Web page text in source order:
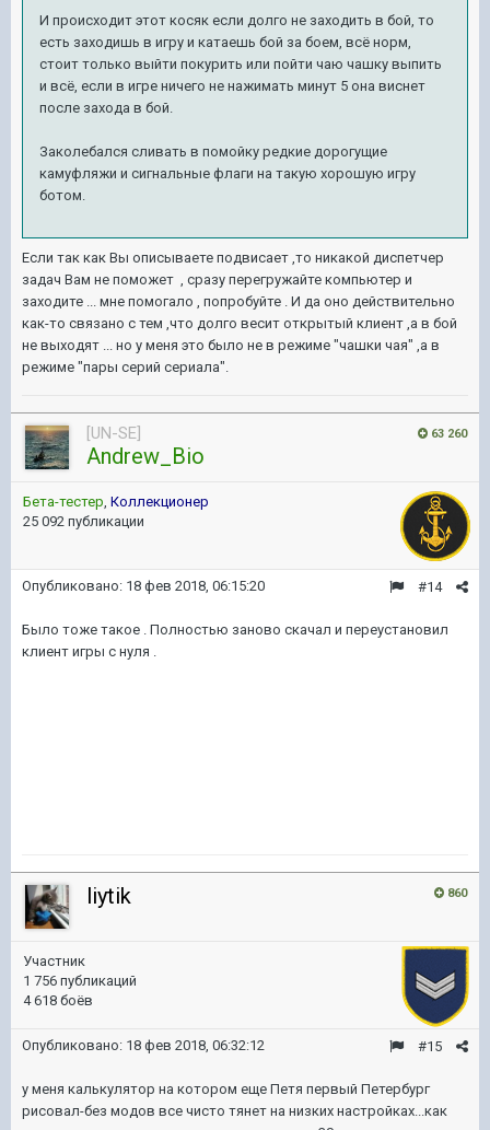
И происходит этот косяк если долго не заходить в бой, то
есть заходишь в игру и катаешь бой за боем, всё норм,
стоит только выйти покурить или пойти чаю чашку выпить
и всё, если в игре ничего не нажимать минут 5 она виснет
после захода в бой.
Заколебался сливать в помойку редкие дорогущие
камуфляжи и сигнальные флаги на такую хорошую игру
ботом.
Если так как Вы описываете подвисает ,то никакой диспетчер
задач Вам не поможет , сразу перегружайте компьютер и
заходите ... мне помогало , попробуйте . И да оно действительно
как-то связано с тем ,что долго весит открытый клиент ,а в бой
не выходят ... но у меня это было не в режиме "чашки чая" ,а в
режиме "пары серий сериала".
63 260
[UN-SE]
Andrew_Bio
Бета-тестер, Коллекционер
25 092 публикации
#14
Опубликовано: 18 фев 2018, 06:15:20
Было тоже такое . Полностью заново скачал и переустановил
клиент игры с нуля .
860
liytik
Участник
1 756 публикаций
4 618 боёв
#15
Опубликовано: 18 фев 2018, 06:32:12
у меня калькулятор на котором еще Петя первый Петербург
рисовал-без модов все чисто тянет на низких настройках...как